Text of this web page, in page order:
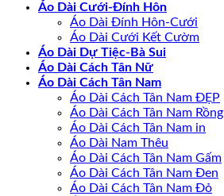
Áo Dài Cưới-Đính Hôn
Áo Dài Đính Hôn-Cưới
Áo Dài Cưới Kết Cườm
Áo Dài Dự Tiệc-Bà Sui
Áo Dài Cách Tân Nữ
Áo Dài Cách Tân Nam
Áo Dài Cách Tân Nam ĐẸP
Áo Dài Cách Tân Nam Rồng
Áo Dài Cách Tân Nam in
Áo Dài Nam Thêu
Áo Dài Cách Tân Nam Gấm
Áo Dài Cách Tân Nam Đen
Áo Dài Cách Tân Nam Đỏ